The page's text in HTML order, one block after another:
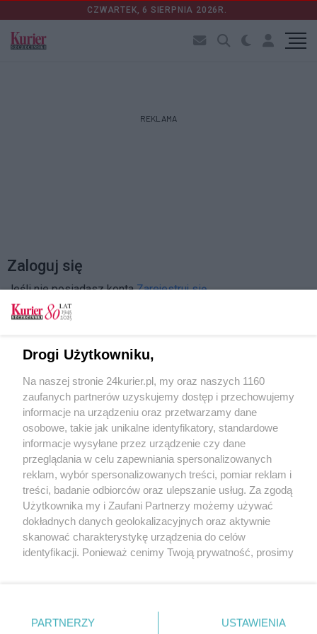
CZWARTEK, 6 SIERPNIA 2026R.
REKLAMA
Zaloguj się
Jeśli nie posiadasz kontaZarejestruj się
Zapamiętać?
Zaloguj
Zapomniałem hasła
Copyright © 2022 Kurier Szczeciński sp. z o.o.
Drogi Użytkowniku,
Na naszej stronie 24kurier.pl, my oraz naszych 1160
zaufanych partnerów uzyskujemy dostęp i przechowujemy
informacje na urządzeniu oraz przetwarzamy dane
osobowe, takie jak unikalne identyfikatory, standardowe
informacje wysyłane przez urządzenie czy dane
przeglądania w celu zapewniania spersonalizowanych
reklam, wybór spersonalizowanych treści, pomiar reklam i
treści, badanie odbiorców oraz ulepszanie usług. Za zgodą
Użytkownika my i Zaufani Partnerzy możemy używać
dokładnych danych geolokalizacyjnych oraz aktywnie
skanować charakterystykę urządzenia do celów
identyfikacji. Ponieważ cenimy Twoją prywatność, prosimy
prywatności znajdujący się w lewym dolnym rogu strony
. Niektóre rodzaje przetwarzania danych nie wymagają
PARTNERZY USTAWIENIA